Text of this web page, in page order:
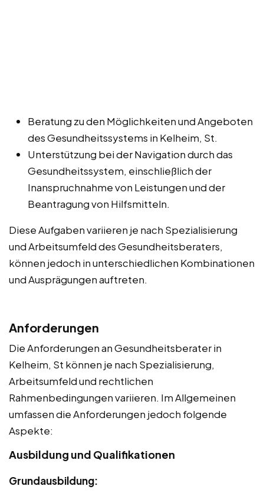
Beratung zu den Möglichkeiten und Angeboten
des Gesundheitssystems in Kelheim, St.
Unterstützung bei der Navigation durch das
Gesundheitssystem, einschließlich der
Inanspruchnahme von Leistungen und der
Beantragung von Hilfsmitteln.
Diese Aufgaben variieren je nach Spezialisierung
und Arbeitsumfeld des Gesundheitsberaters,
können jedoch in unterschiedlichen Kombinationen
und Ausprägungen auftreten.
Anforderungen
Die Anforderungen an Gesundheitsberater in
Kelheim, St können je nach Spezialisierung,
Arbeitsumfeld und rechtlichen
Rahmenbedingungen variieren. Im Allgemeinen
umfassen die Anforderungen jedoch folgende
Aspekte:
Ausbildung und Qualifikationen
Grundausbildung: